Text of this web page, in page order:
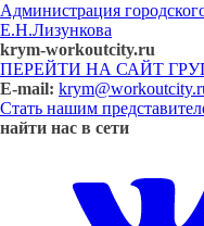
Администрация
Е.Н.Лизункова
krym-workoutcity.ru
ПЕРЕЙТИ НА САЙТ
E-mail:
Стать нашим
найти нас в сети